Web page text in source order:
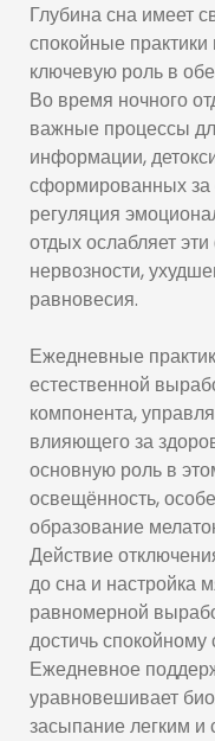
Глубина сна имеет
спокойные
ключевую роль в
Во время ночного
важные процессы
информации,
сформированных за
регуляция
отдых ослабляет
нервозности,
равновесия.
Ежедневные
естественной
компонента,
влияющего за
основную роль в
освещённость,
образование
Действие
до сна и настройка
равномерной
достичь спокойному
Ежедневное
уравновешивает
засыпание легким и